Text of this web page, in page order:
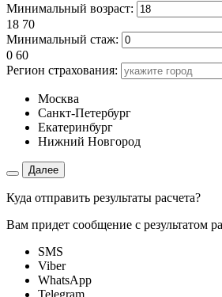
Минимальный возраст:
18 70
Минимальный стаж:
0 60
Регион страхования:
Москва
Санкт-Петербург
Екатеринбург
Нижний Новгород
Далее
Куда отправить результаты расчета?
Вам придет сообщение с результатом
SMS
Viber
WhatsApp
Telegram